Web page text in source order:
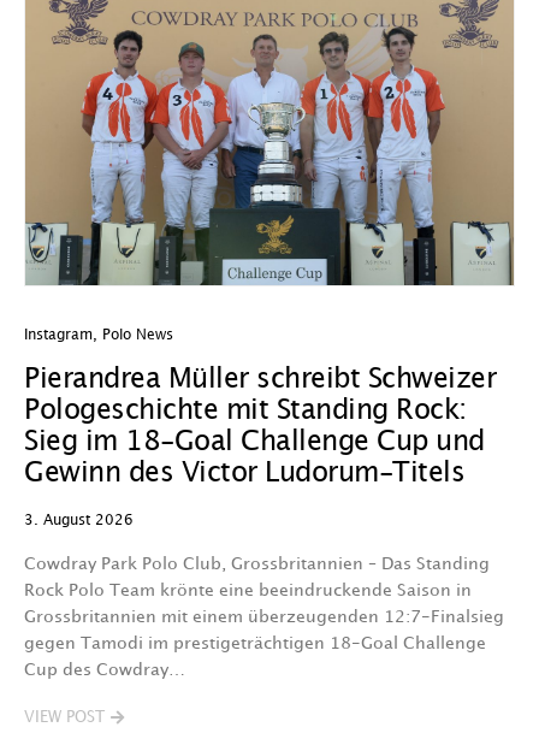
Instagram Polo News
Pierandrea Müller schreibt Schweizer
Pologeschichte mit Standing Rock:
Sieg im 18-Goal Challenge Cup und
Gewinn des Victor Ludorum-Titels
3. August 2026
Cowdray Park Polo Club, Grossbritannien – Das Standing
Rock Polo Team krönte eine beeindruckende Saison in
Grossbritannien mit einem überzeugenden 12:7-Finalsieg
gegen Tamodi im prestigeträchtigen 18-Goal Challenge
Cup des Cowdray…
VIEW POST